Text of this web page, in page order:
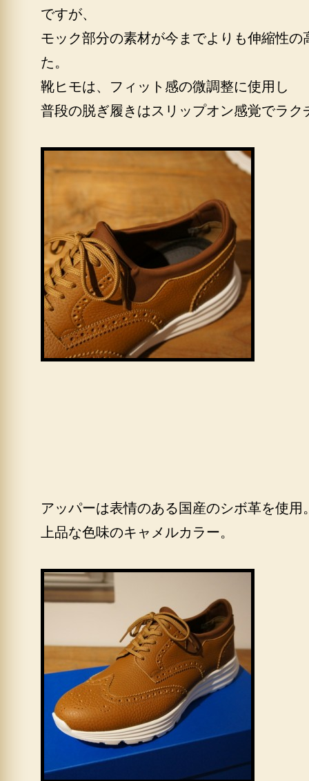
ですが、
モック部分の素材が今までよりも伸縮性
た。
靴ヒモは、フィット感の微調整に使用し
普段の脱ぎ履きはスリップオン感覚でラク
アッパーは表情のある国産のシボ革を使用
上品な色味のキャメルカラー。